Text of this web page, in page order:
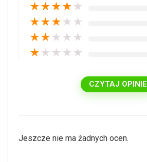
★★★★ ★
★★★ ★ ★
★★ ★ ★ ★
★ ★ ★ ★ ★
CZYTAJ OPINIE
Jeszcze nie ma żadnych ocen.